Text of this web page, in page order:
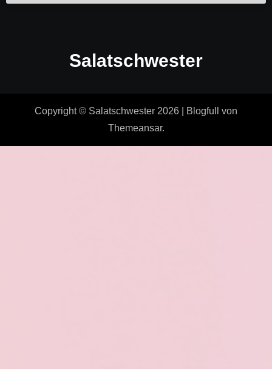
Salatschwester
Copyright © Salatschwester 2026 Blogfull
von
Themeansar.